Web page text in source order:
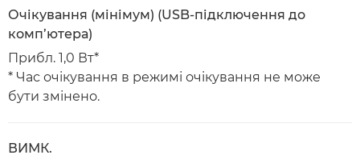
Очікування (мінімум) (USB-підключення до
комп’ютера)
Прибл. 1,0 Вт*
* Час очікування в режимі очікування не може
бути змінено.
ВИМК.